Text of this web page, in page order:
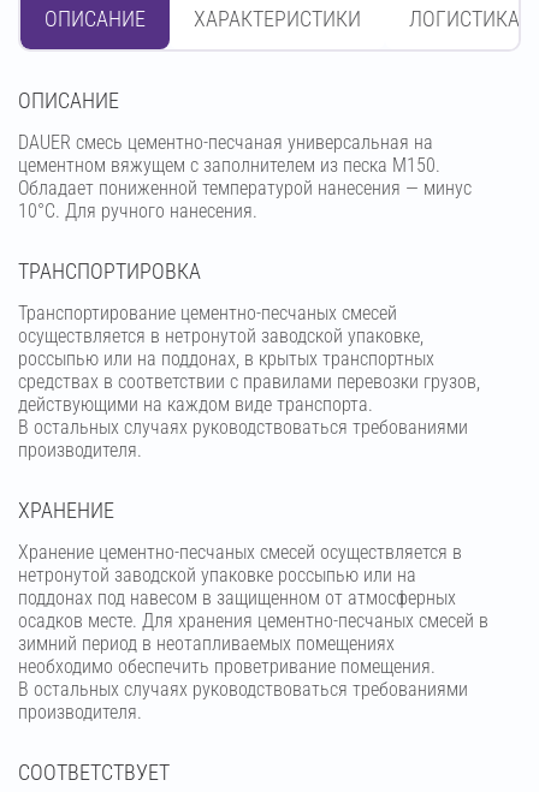
ОПИСАНИЕ ХАРАКТЕРИСТИКИ ЛОГИСТИКА
OПИСАНИЕ
DAUER смесь цементно-песчаная универсальная на
цементном вяжущем с заполнителем из песка М150.
Обладает пониженной температурой нанесения — минус
10°С. Для ручного нанесения.
ТРАНСПОРТИРОВКА
Транспортирование цементно-песчаных смесей
осуществляется в нетронутой заводской упаковке,
россыпью или на поддонах, в крытых транспортных
средствах в соответствии с правилами перевозки грузов,
действующими на каждом виде транспорта.
В остальных случаях руководствоваться требованиями
производителя.
ХРАНЕНИЕ
Хранение цементно-песчаных смесей осуществляется в
нетронутой заводской упаковке россыпью или на
поддонах под навесом в защищенном от атмосферных
осадков месте. Для хранения цементно-песчаных смесей в
зимний период в неотапливаемых помещениях
необходимо обеспечить проветривание помещения.
В остальных случаях руководствоваться требованиями
производителя.
СООТВЕТСТВУЕТ